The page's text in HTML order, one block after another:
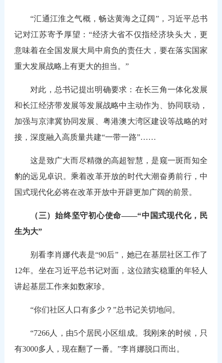
“汇通江淮之气概，畅达黄海之辽阔”，习近平总书
记对江苏寄予厚望：“经济大省不仅指经济块头大，更
意味着在全国发展大局中肩负的责任大，要在落实国家
重大发展战略上有更大的担当。”
对此，总书记提出明确要求：在长三角一体化发展
和长江经济带发展等发展战略中主动作为、协同联动，
加强与京津冀协同发展、粤港澳大湾区建设等战略的对
接，深度融入高质量共建“一带一路”……
这是致广大而尽精微的高超智慧，是窥一斑而知全
豹的远见卓识。乘着改革开放的时代大潮奋勇前行，中
国式现代化必将在改革开放中开辟更加广阔的前景。
（三）始终坚守初心使命——“中国式现代化，民
生为大”
别看李肖娜代表是“90后”，她已在基层社区工作了
12年。坐在习近平总书记对面，这位踏实稳重的年轻人
讲起基层工作来如数家珍。
“你们社区人口有多少？”总书记关切地问。
“7266人，由5个居民小区组成。我刚来的时候，只
有3000多人，现在翻了一番。”李肖娜脱口而出。